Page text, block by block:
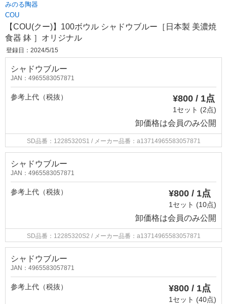
みのる陶器
COU
【COU(クー)】100ボウル シャドウブルー［日本製 美濃焼
食器 鉢 ］オリジナル
登録日：2024/5/15
シャドウブルー
JAN：4965583057871
参考上代（税抜） ¥800 / 1点
1セット (2点)
卸価格は会員のみ公開
SD品番：12285320S1 / メーカー品番：a13714965583057871
シャドウブルー
JAN：4965583057871
参考上代（税抜） ¥800 / 1点
1セット (10点)
卸価格は会員のみ公開
SD品番：12285320S2 / メーカー品番：a13714965583057871
シャドウブルー
JAN：4965583057871
参考上代（税抜） ¥800 / 1点
1セット (40点)